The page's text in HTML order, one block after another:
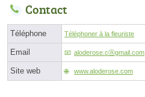
Contact
Téléphone Téléphoner à la fleuriste
Email aloderose.cⓐgmail.com
Site web www.aloderose.com